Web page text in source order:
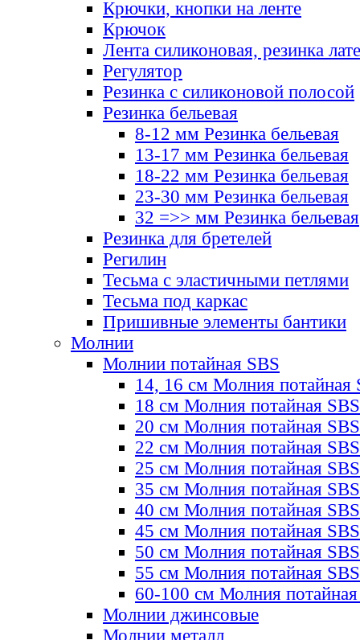
Крючки, кнопки на ленте
Крючок
Лента силиконовая, резинка
Регулятор
Резинка с силиконовой полосой
Резинка бельевая
8-12 мм Резинка бельевая
13-17 мм Резинка бельевая
18-22 мм Резинка бельевая
23-30 мм Резинка бельевая
32 =>> мм Резинка бельевая
Резинка для бретелей
Регилин
Тесьма с эластичными петлями
Тесьма под каркас
Пришивные элементы бантики
Молнии
Молнии потайная SBS
14, 16 см Молния потайная
18 см Молния потайная SBS
20 см Молния потайная SBS
22 см Молния потайная SBS
25 см Молния потайная SBS
35 см Молния потайная SBS
40 см Молния потайная SBS
45 см Молния потайная SBS
50 см Молния потайная SBS
55 см Молния потайная SBS
60-100 см Молния
Молнии джинсовые
Молнии металл